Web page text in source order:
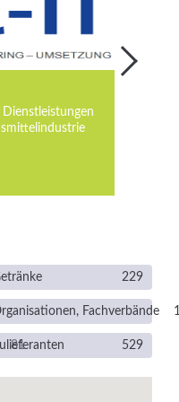
229
Fachverbände
81 529